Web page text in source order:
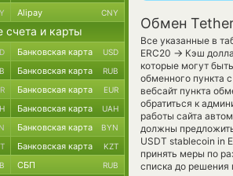
Обмен
Все указанные в
ERC20 → Кэш
которые могут
обменного пункта
вебсайт пункта
обратиться к
работы сайта
должны
USDT stablecoin in
принять меры по
списка до
Alipay CNY
счета и карты
Банковская карта USD
Банковская карта RUB
Банковская карта EUR
Банковская карта UAH
Банковская карта BYN
Банковская карта KZT
СБП RUB